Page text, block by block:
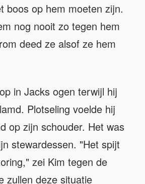
boos op hem moeten zijn.
nog nooit zo tegen hem
deed ze alsof ze hem
in Jacks ogen terwijl hij
Plotseling voelde hij
op zijn schouder. Het was
stewardessen. "Het spijt
zei Kim tegen de
zullen deze situatie